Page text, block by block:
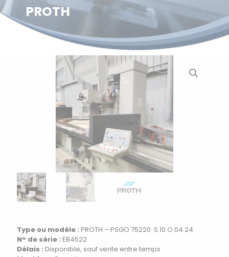
PROTH
Type ou modèle : PROTH – PSGO 75220 S.10.O.04.24
N° de série : EB4522
Délais : Disponible, sauf vente entre temps